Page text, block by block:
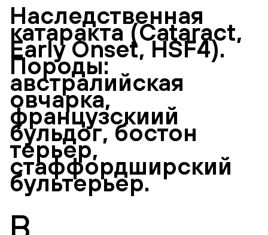
Наследственная
катаракта (Cataract,
Еarly Оnset, HSF4).
Породы:
австралийская
овчарка,
французскиий
бульдог, бостон
терьер,
стаффордширский
бультерьер.
В